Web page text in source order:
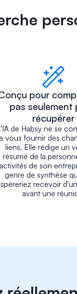
pour
pas seulement
récupérer
de Habsy ne se
vous fournir des
liens. Elle rédige un
résumé de la
activités de son
genre de synthèse
recevoir
avant une